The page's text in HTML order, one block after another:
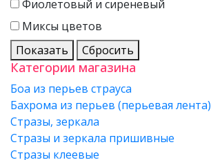
Фиолетовый и сиреневый
Миксы цветов
Показать
Сбросить
Категории магазина
Боа из перьев страуса
Бахрома из перьев (перьевая лента)
Стразы, зеркала
Стразы и зеркала пришивные
Стразы клеевые